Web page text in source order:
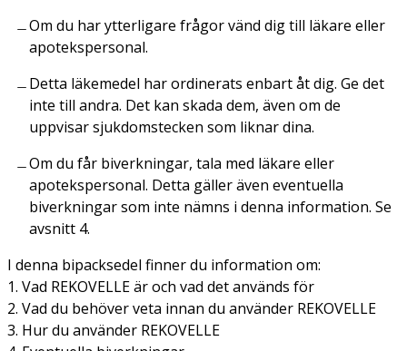
Om du har ytterligare frågor vänd dig till läkare eller
apotekspersonal.
Detta läkemedel har ordinerats enbart åt dig. Ge det
inte till andra. Det kan skada dem, även om de
uppvisar sjukdomstecken som liknar dina.
Om du får biverkningar, tala med läkare eller
apotekspersonal. Detta gäller även eventuella
biverkningar som inte nämns i denna information. Se
avsnitt 4.
I denna bipacksedel finner du information om:
1. Vad REKOVELLE är och vad det används för
2. Vad du behöver veta innan du använder REKOVELLE
3. Hur du använder REKOVELLE